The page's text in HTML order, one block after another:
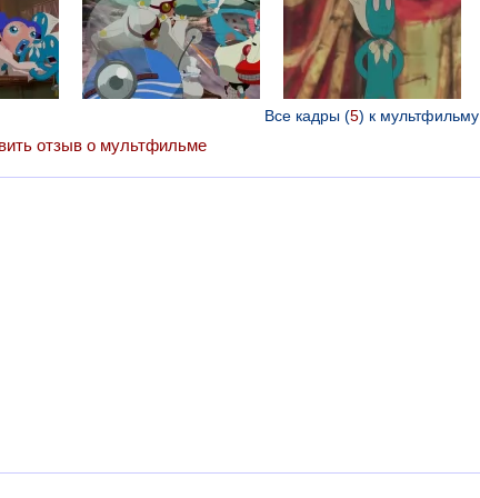
Все кадры (5) к мультфильму
отзыв о мультфильме